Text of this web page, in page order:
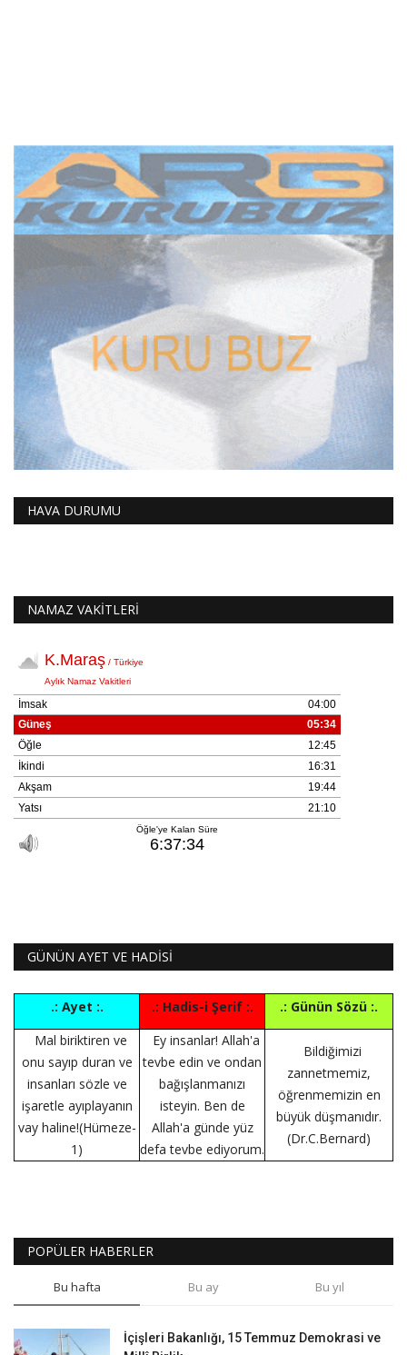
HAVA DURUMU
NAMAZ VAKİTLERİ
GÜNÜN AYET VE HADİSİ
.: Ayet :. .: Hadis-i Şerif :.
.: Günün Sözü :.
Mal biriktiren ve
onu sayıp duran ve
insanları sözle ve
işaretle ayıplayanın
vay haline!(Hümeze-
1)
Ey insanlar! Allah'a
tevbe edin ve ondan
bağışlanmanızı
isteyin. Ben de
Allah'a günde yüz
defa tevbe ediyorum.
Bildiğimizi
zannetmemiz,
öğrenmemizin en
büyük düşmanıdır.
(Dr.C.Bernard)
POPÜLER HABERLER
Bu hafta Bu ay Bu yıl
İçişleri Bakanlığı, 15 Temmuz Demokrasi ve